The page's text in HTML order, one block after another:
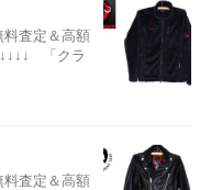
査定＆高額
「クラ
査定＆高額